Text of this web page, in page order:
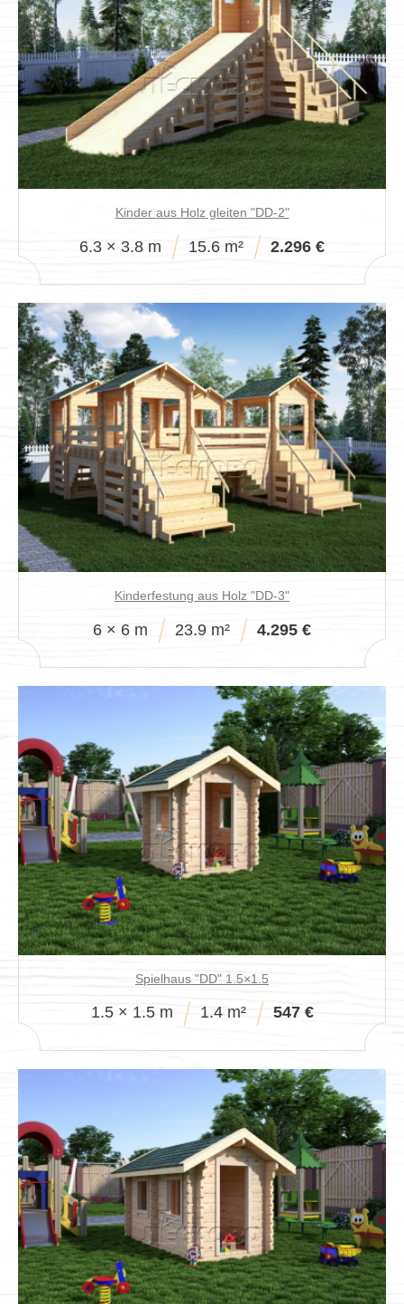
Kinder aus Holz gleiten "DD-2"
6.3 × 3.8 m 15.6 m² 2.296 €
Kinderfestung aus Holz "DD-3"
6 × 6 m 23.9 m² 4.295 €
Spielhaus "DD" 1.5×1.5
1.5 × 1.5 m 1.4 m² 547 €